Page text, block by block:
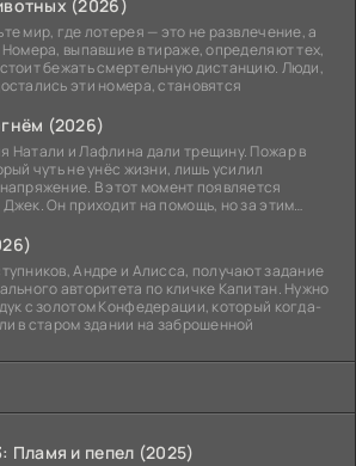
(2026)
мир, где лотерея — это не развлечение, а
Номера, выпавшие в тираже, определяют тех,
бежать смертельную дистанцию. Люди,
эти номера, становятся
(2026)
Натали и Лафлина дали трещину. Пожар в
чуть не унёс жизни, лишь усилил
В этот момент появляется
Он приходит на помощь, но за этим
Андре и Алисса, получают задание
авторитета по кличке Капитан. Нужно
с золотом Конфедерации, который когда-
в старом здании на заброшенной
Пламя и пепел (2025)